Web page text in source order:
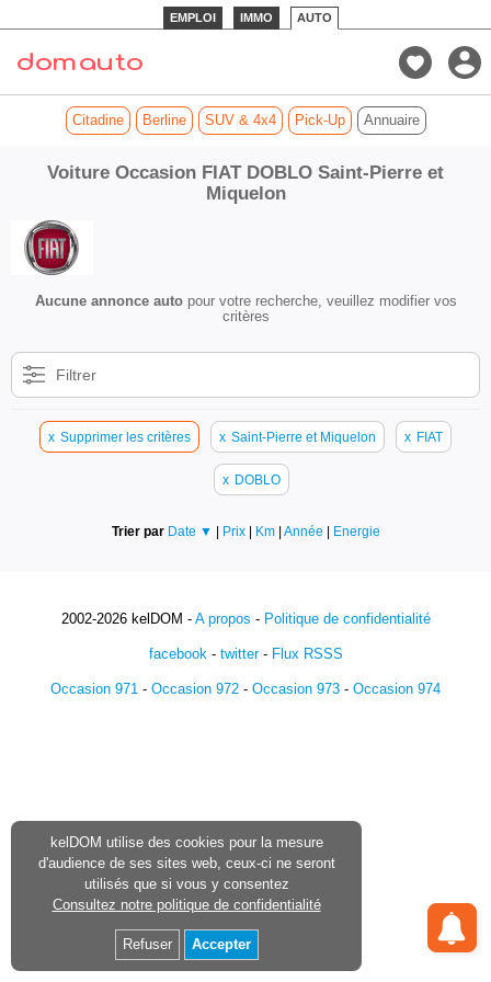
EMPLOI IMMO AUTO
Citadine Berline SUV & 4x4 Pick-Up Annuaire
Voiture Occasion FIAT DOBLO Saint-Pierre et
Miquelon
Aucune annonce autopour votre recherche, veuillez modifier vos
critères
Filtrer
x Supprimer les critères x Saint-Pierre et Miquelon x FIAT
x DOBLO
Trier par Date ▼ | Prix | Km | Année | Energie
2002-2026 kelDOM - A propos - Politique de confidentialité
facebook- twitter- Flux RSSS
Occasion 971 - Occasion 972 - Occasion 973 - Occasion 974
kelDOM utilise des cookies pour la mesure
d'audience de ses sites web, ceux-ci ne seront
utilisés que si vous y consentez
Consultez notre politique de confidentialité
Refuser Accepter